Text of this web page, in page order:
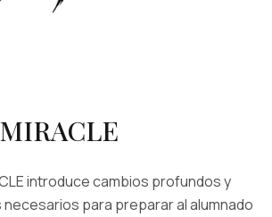
introduce cambios profundos y
para preparar al alumnado